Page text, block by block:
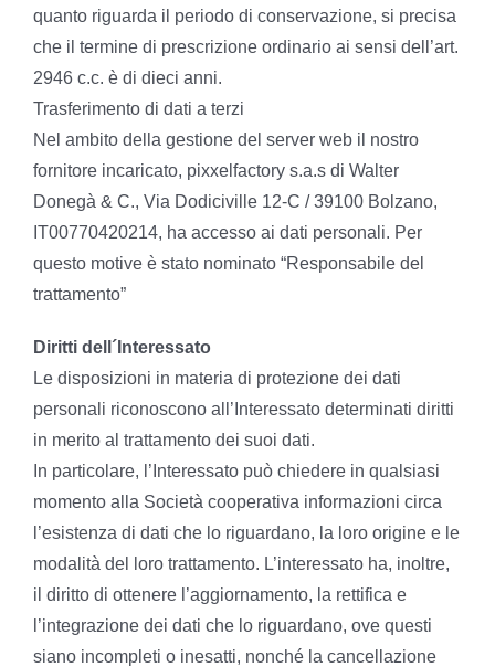
quanto riguarda il periodo di conservazione, si precisa
che il termine di prescrizione ordinario ai sensi dell’art.
2946 c.c. è di dieci anni.
Trasferimento di dati a terzi
Nel ambito della gestione del server web il nostro
fornitore incaricato, pixxelfactory s.a.s di Walter
Donegà & C., Via Dodiciville 12-C / 39100 Bolzano,
IT00770420214, ha accesso ai dati personali. Per
questo motive è stato nominato “Responsabile del
trattamento”
Diritti dell´Interessato
Le disposizioni in materia di protezione dei dati
personali riconoscono all’Interessato determinati diritti
in merito al trattamento dei suoi dati.
In particolare, l’Interessato può chiedere in qualsiasi
momento alla Società cooperativa informazioni circa
l’esistenza di dati che lo riguardano, la loro origine e le
modalità del loro trattamento. L’interessato ha, inoltre,
il diritto di ottenere l’aggiornamento, la rettifica e
l’integrazione dei dati che lo riguardano, ove questi
siano incompleti o inesatti, nonché la cancellazione